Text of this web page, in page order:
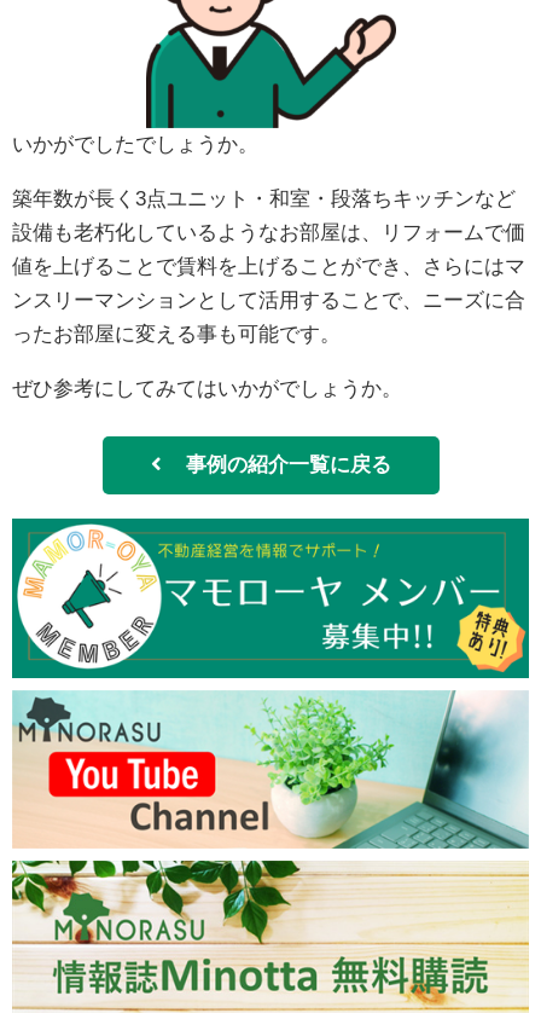
いかがでしたでしょうか。
築年数が長く3点ユニット・和室・段落ちキッチンなど
設備も老朽化しているようなお部屋は、リフォームで価
値を上げることで賃料を上げることができ、さらにはマ
ンスリーマンションとして活用することで、ニーズに合
ったお部屋に変える事も可能です。
ぜひ参考にしてみてはいかがでしょうか。
事例の紹介一覧に戻る